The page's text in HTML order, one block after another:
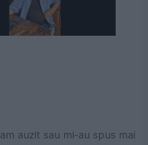
auzit sau mi-au spus mai